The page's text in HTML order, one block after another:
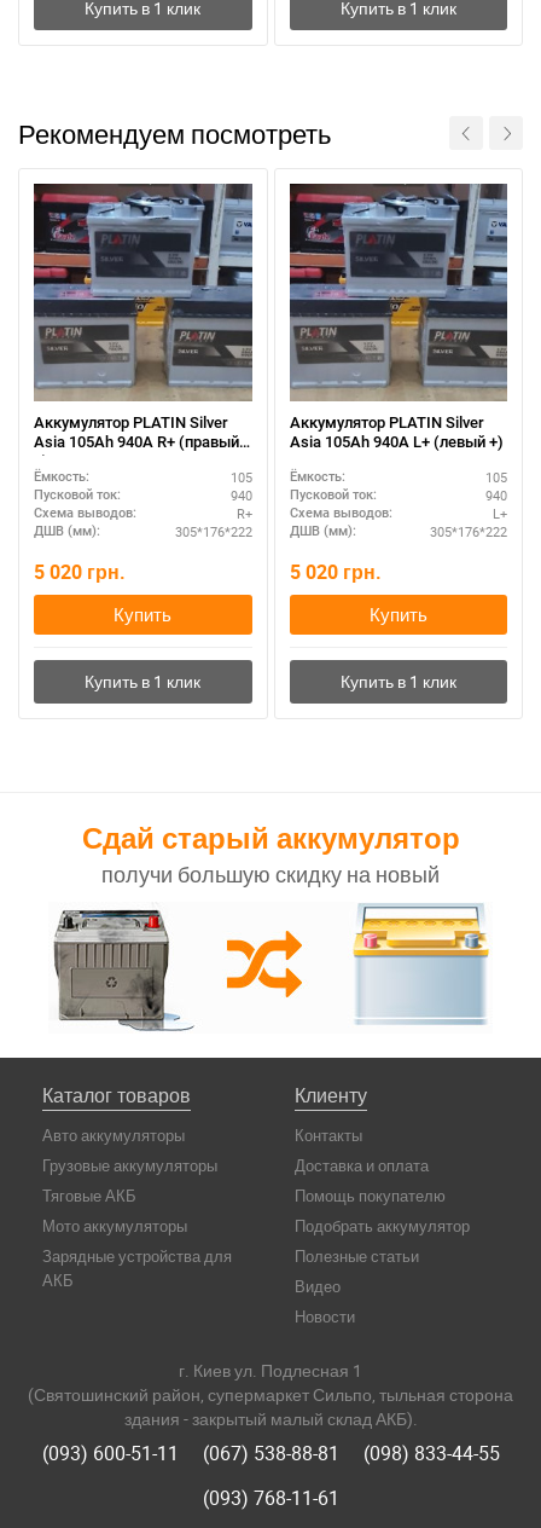
Рекомендуем посмотреть
Аккумулятор PLATIN Silver
Asia 105Ah 940A R+ (правый
+)
Ёмкость: 105
Пусковой ток: 940
Схема выводов: R+
ДШВ (мм): 305*176*222
5 020 грн.
Купить
Аккумулятор PLATIN Silver
Asia 105Ah 940A L+ (левый +)
Ёмкость: 105
Пусковой ток: 940
Схема выводов: L+
ДШВ (мм): 305*176*222
5 020 грн.
Купить
Сдай старый аккумулятор
получи большую скидку на новый
Каталог товаров
Авто аккумуляторы
Грузовые аккумуляторы
Тяговые АКБ
Мото аккумуляторы
Зарядные устройства для
АКБ
Клиенту
Контакты
Доставка и оплата
Помощь покупателю
Подобрать аккумулятор
Полезные статьи
Видео
Новости
г. Киев ул. Подлесная 1
(Святошинский район, супермаркет Сильпо, тыльная сторона
здания - закрытый малый склад АКБ).
(093) 600-51-11 (067) 538-88-81
(098) 833-44-55
(093) 768-11-61